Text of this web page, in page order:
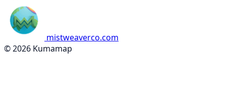
mistweaverco.com
© 2026 Kumamap